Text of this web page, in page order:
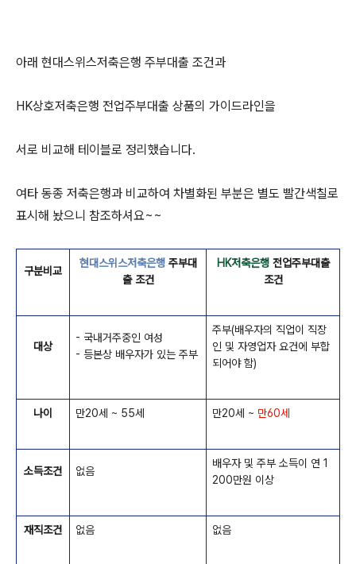
아래 현대스위스저축은행 주부대출 조건과
HK상호저축은행 전업주부대출 상품의 가이드라인을
서로 비교해 테이블로 정리했습니다.
여타 동종 저축은행과 비교하여 차별화된 부분은 별도 빨간색칠로
표시해 놨으니 참조하셔요~~
구분비교
현대스위스저축은행 주부대
출 조건
HK저축은행 전업주부대출
조건
대상
- 국내거주중인 여성
- 등본상 배우자가 있는 주부
주부(배우자의 직업이 직장
인 및 자영업자 요건에 부합
되어야 함)
나이 만20세 ~ 55세 만20세 ~ 만60세
소득조건 없음
배우자 및 주부 소득이 연 1
200만원 이상
재직조건 없음 없음